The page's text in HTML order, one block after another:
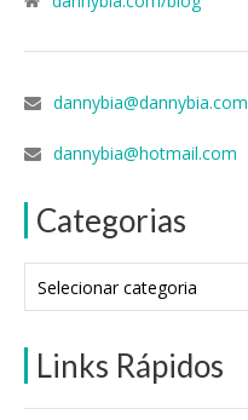
dannybia@dannybia.com
dannybia@hotmail.com
Categorias
Links Rápidos